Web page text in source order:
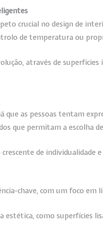
crucial no design de
de temperatura ou
através de
as pessoas tentam
que permitam a escolha
de
chave, com um foco em
como superfícies